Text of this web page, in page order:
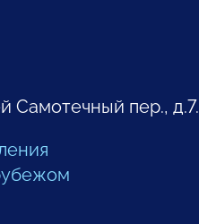
Самотечный пер., д.7.